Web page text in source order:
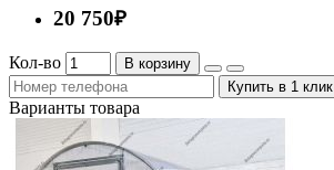
20 750₽
Кол-во
В корзину
Купить в 1 клик
Варианты товара